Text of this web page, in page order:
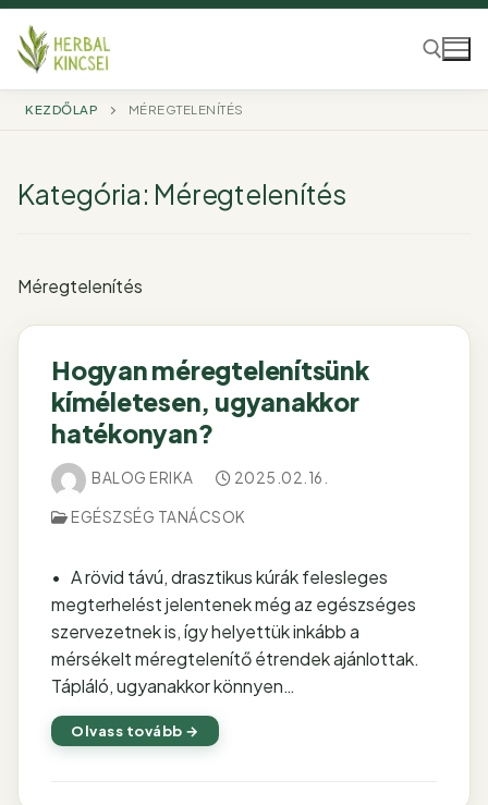
Ugrás
tartalomra
KEZDŐLAP MÉREGTELENÍTÉS
Kategória: Méregtelenítés
Méregtelenítés
Hogyan méregtelenítsünk
kíméletesen, ugyanakkor
hatékonyan?
BALOG ERIKA 2025.02.16.
EGÉSZSÉG TANÁCSOK
• A rövid távú, drasztikus kúrák felesleges
megterhelést jelentenek még az egészséges
szervezetnek is, így helyettük inkább a
mérsékelt méregtelenítő étrendek ajánlottak.
Tápláló, ugyanakkor könnyen…
Olvass tovább →